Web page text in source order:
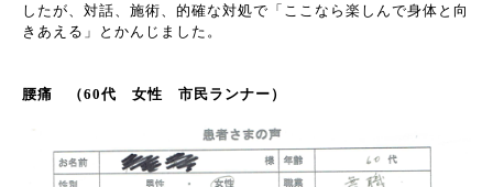
したが、対話、施術、的確な対処で「ここなら楽しんで身体と向
きあえる」とかんじました。
腰痛 （60代 女性 市民ランナー）